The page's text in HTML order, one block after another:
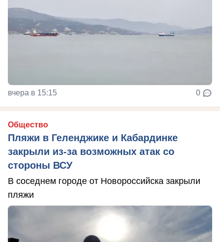
вчера в 15:15 0
Общество
Пляжи в Геленджике и Кабардинке
закрыли из-за возможных атак со
стороны ВСУ
В соседнем городе от Новороссийска закрыли
пляжи